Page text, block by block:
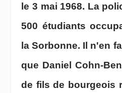
le 3 mai 1968. La
500 étudiants
la Sorbonne. Il n'en
que Daniel Cohn-
de fils de bourgeois